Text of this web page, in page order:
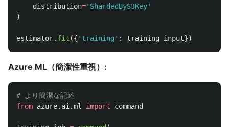
distribution=' ShardedByS3Key'
)
estimator. fit ({ ' training ' : training_input})
Azure ML（簡潔性重視）:
from azure.ai.ml import command